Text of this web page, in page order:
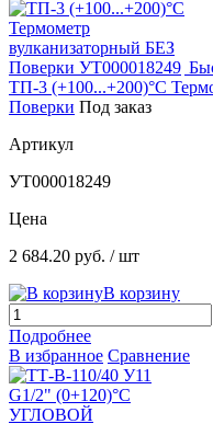
ТП-3 (+100...+200)°С
Поверки Под заказ
Артикул
УТ000018249
Цена
2 684.20 руб. / шт
В корзину
Подробнее
В избранное Сравнение